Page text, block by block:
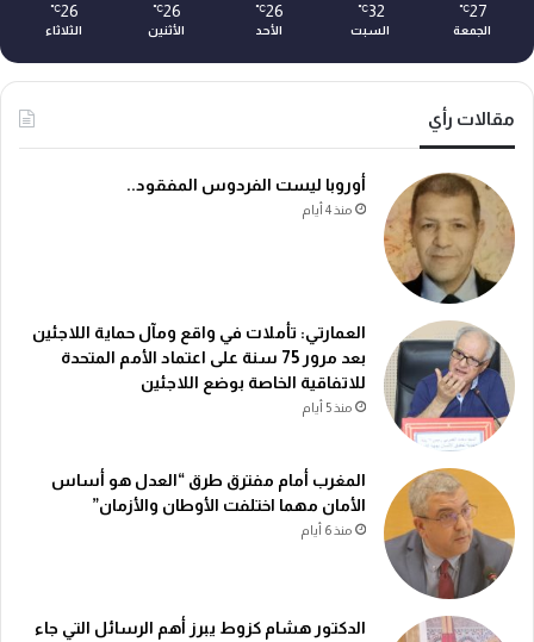
27
℃
الجمعة
32
℃
السبت
26
℃
الأحد
26
℃
الأثنين
26
℃
الثلاثاء
مقالات رأي
أوروبا ليست الفردوس المفقود..
منذ 4 أيام
العمارتي: تأملات في واقع ومآل حماية اللاجئين
بعد مرور 75 سنة على اعتماد الأمم المتحدة
للاتفاقية الخاصة بوضع اللاجئين
منذ 5 أيام
المغرب أمام مفترق طرق “العدل هو أساس
الأمان مهما اختلفت الأوطان والأزمان”
منذ 6 أيام
الدكتور هشام كزوط يبرز أهم الرسائل التي جاء